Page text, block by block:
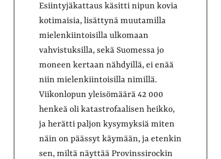
Esiintyjäkattaus käsitti nipun kovia
kotimaisia, lisättynä muutamilla
mielenkiintoisilla ulkomaan
vahvistuksilla, sekä Suomessa jo
moneen kertaan nähdyillä, ei enää
niin mielenkiintoisilla nimillä.
Viikonlopun yleisömäärä 42 000
henkeä oli katastrofaalisen heikko,
ja herätti paljon kysymyksiä miten
näin on päässyt käymään, ja etenkin
sen, miltä näyttää Provinssirockin